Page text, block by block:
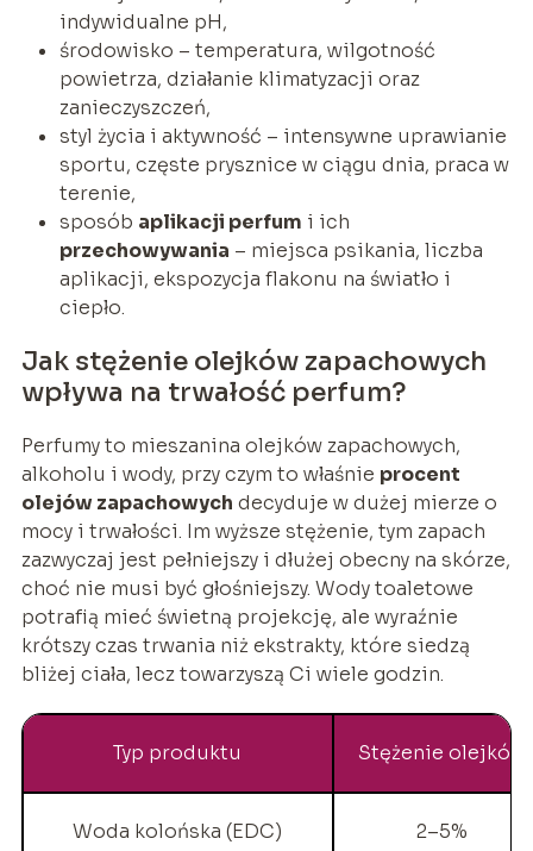
indywidualne pH,
środowisko – temperatura, wilgotność
powietrza, działanie klimatyzacji oraz
zanieczyszczeń,
styl życia i aktywność – intensywne uprawianie
sportu, częste prysznice w ciągu dnia, praca w
terenie,
sposób aplikacji perfum i ich
przechowywania – miejsca psikania, liczba
aplikacji, ekspozycja flakonu na światło i
ciepło.
Jak stężenie olejków zapachowych
wpływa na trwałość perfum?
Perfumy to mieszanina olejków zapachowych,
alkoholu i wody, przy czym to właśnie procent
olejów zapachowych decyduje w dużej mierze o
mocy i trwałości. Im wyższe stężenie, tym zapach
zazwyczaj jest pełniejszy i dłużej obecny na skórze,
choć nie musi być głośniejszy. Wody toaletowe
potrafią mieć świetną projekcję, ale wyraźnie
krótszy czas trwania niż ekstrakty, które siedzą
bliżej ciała, lecz towarzyszą Ci wiele godzin.
Typ produktu Stężenie olejków
Woda kolońska (EDC) 2–5%